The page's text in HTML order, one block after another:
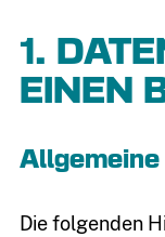
1.
EINEN
Die folgenden